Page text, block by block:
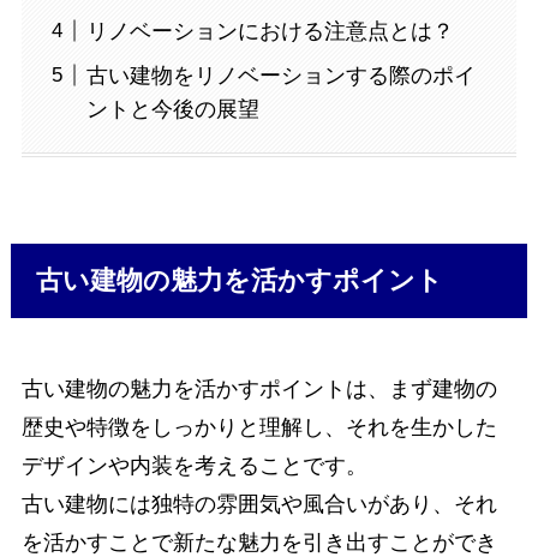
リノベーションにおける注意点とは？
古い建物をリノベーションする際のポイ
ントと今後の展望
古い建物の魅力を活かすポイント
古い建物の魅力を活かすポイントは、まず建物の
歴史や特徴をしっかりと理解し、それを生かした
デザインや内装を考えることです。
古い建物には独特の雰囲気や風合いがあり、それ
を活かすことで新たな魅力を引き出すことができ